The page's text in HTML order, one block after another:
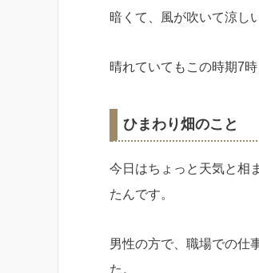
暗くて、風が吹いて涼し
晴れていてもこの時期7
ひまわり畑のこと
今日はちょっと天気と相
たんです。
男性の方で、職場での仕
た。